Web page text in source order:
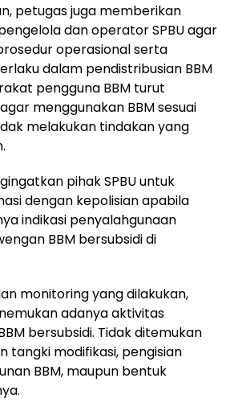
petugas juga memberikan
dan operator SPBU agar
operasional serta
dalam pendistribusian BBM
pengguna BBM turut
menggunakan BBM sesuai
melakukan tindakan yang
pihak SPBU untuk
dengan kepolisian apabila
indikasi penyalahgunaan
BBM bersubsidi di
monitoring yang dilakukan,
adanya aktivitas
bersubsidi. Tidak ditemukan
tangki modifikasi, pengisian
BBM, maupun bentuk